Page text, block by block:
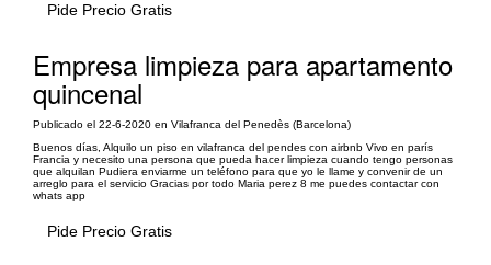
Pide Precio Gratis
Empresa limpieza para apartamento
quincenal
Publicado el 22-6-2020 en Vilafranca del Penedès (Barcelona)
Buenos días, Alquilo un piso en vilafranca del pendes con airbnb Vivo en parís
Francia y necesito una persona que pueda hacer limpieza cuando tengo personas
que alquilan Pudiera enviarme un teléfono para que yo le llame y convenir de un
arreglo para el servicio Gracias por todo Maria perez 8 me puedes contactar con
whats app
Pide Precio Gratis